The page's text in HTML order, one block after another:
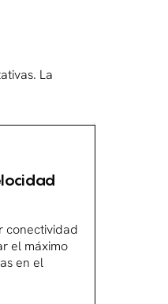
La
conectividad
el máximo
en el